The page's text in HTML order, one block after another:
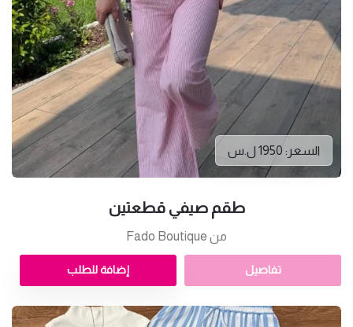
السعر: 1950 ل.س
طقم صيفي قطعتين
من Fado Boutique
تفاصيل إضافة للطلب